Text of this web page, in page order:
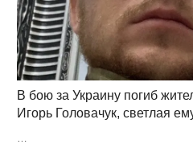
В бою за Украину погиб
Игорь Головачук, светлая